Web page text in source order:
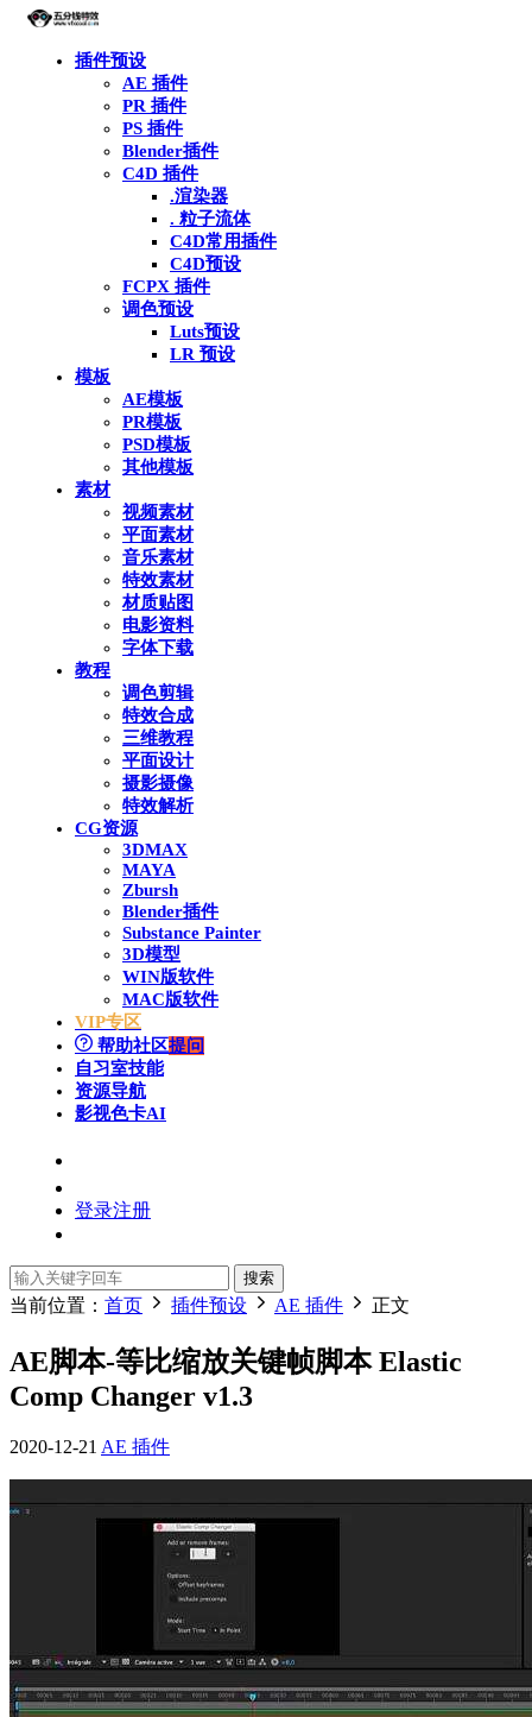
插件预设
AE 插件
PR 插件
PS 插件
Blender插件
C4D 插件
.渲染器
. 粒子流体
C4D常用插件
C4D预设
FCPX 插件
调色预设
Luts预设
LR 预设
模板
AE模板
PR模板
PSD模板
其他模板
素材
视频素材
平面素材
音乐素材
特效素材
材质贴图
电影资料
字体下载
教程
调色剪辑
特效合成
三维教程
平面设计
摄影摄像
特效解析
CG资源
3DMAX
MAYA
Zbursh
Blender插件
Substance Painter
3D模型
WIN版软件
MAC版软件
VIP专区
帮助社区提问
自习室技能
资源导航
影视色卡AI
登录注册
搜索
当前位置： 首页 插件预设 AE 插件 正文
AE脚本-等比缩放关键帧脚本 Elastic
Comp Changer v1.3
2020-12-21 AE 插件